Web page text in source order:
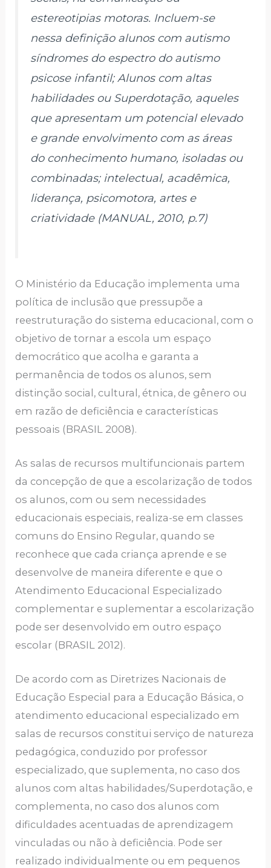
estereotipias motoras. Incluem-se
nessa definição alunos com autismo
síndromes do espectro do autismo
psicose infantil; Alunos com altas
habilidades ou Superdotação, aqueles
que apresentam um potencial elevado
e grande envolvimento com as áreas
do conhecimento humano, isoladas ou
combinadas; intelectual, acadêmica,
liderança, psicomotora, artes e
criatividade (MANUAL, 2010, p.7)
O Ministério da Educação implementa uma
política de inclusão que pressupõe a
reestruturação do sistema educacional, com o
objetivo de tornar a escola um espaço
democrático que acolha e garanta a
permanência de todos os alunos, sem
distinção social, cultural, étnica, de gênero ou
em razão de deficiência e características
pessoais (BRASIL 2008).
As salas de recursos multifuncionais partem
da concepção de que a escolarização de todos
os alunos, com ou sem necessidades
educacionais especiais, realiza-se em classes
comuns do Ensino Regular, quando se
reconhece que cada criança aprende e se
desenvolve de maneira diferente e que o
Atendimento Educacional Especializado
complementar e suplementar a escolarização
pode ser desenvolvido em outro espaço
escolar (BRASIL 2012).
De acordo com as Diretrizes Nacionais de
Educação Especial para a Educação Básica, o
atendimento educacional especializado em
salas de recursos constitui serviço de natureza
pedagógica, conduzido por professor
especializado, que suplementa, no caso dos
alunos com altas habilidades/Superdotação, e
complementa, no caso dos alunos com
dificuldades acentuadas de aprendizagem
vinculadas ou não à deficiência. Pode ser
realizado individualmente ou em pequenos